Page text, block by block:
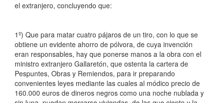
el extranjero, concluyendo que:
1º) Que para matar cuatro pájaros de un tiro, con lo que se
obtiene un evidente ahorro de pólvora, de cuya invención
eran responsables, hay que ponerse manos a la obra con el
ministro extranjero Gallaretón, que ostenta la cartera de
Pespuntes, Obras y Remiendos, para ir preparando
convenientes leyes mediante las cuales al módico precio de
160.000 euros de dineros negros como una noche nublada y